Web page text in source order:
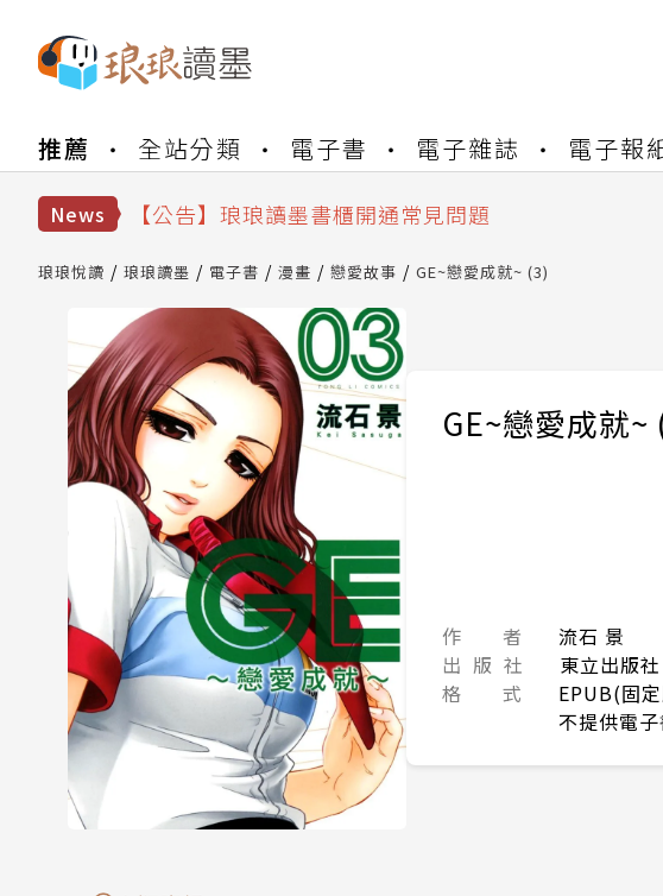
推薦 全站分類 電子書 電子雜誌 電子報
News
【公告】琅琅讀墨數位閱讀資產合併與書櫃開通申請
【公告】琅琅讀墨 3 分鐘完成書櫃開通與資產合併申
【公告】琅琅讀墨數位閱讀資產合併與書櫃開通申請
琅琅悅讀 琅琅讀墨 電子書 漫畫 戀愛故事 GE~戀愛成就~ (3)
GE~戀愛成就~
作 者
流石 景
出 版 社
東立出版社
格 式
EPUB(固
不提供電